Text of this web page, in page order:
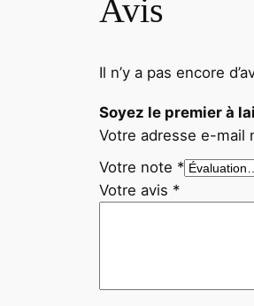
Avis
Il n’y a pas encore
Soyez le premier à
Votre adresse e-mail
Votre note *
Votre avis *